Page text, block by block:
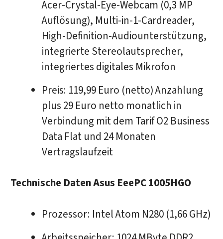
Acer-Crystal-Eye-Webcam (0,3 MP
Auflösung), Multi-in-1-Cardreader,
High-Definition-Audiounterstützung,
integrierte Stereolautsprecher,
integriertes digitales Mikrofon
Preis: 119,99 Euro (netto) Anzahlung
plus 29 Euro netto monatlich in
Verbindung mit dem Tarif O2 Business
Data Flat und 24 Monaten
Vertragslaufzeit
Technische Daten Asus EeePC 1005HGO
Prozessor: Intel Atom N280 (1,66 GHz)